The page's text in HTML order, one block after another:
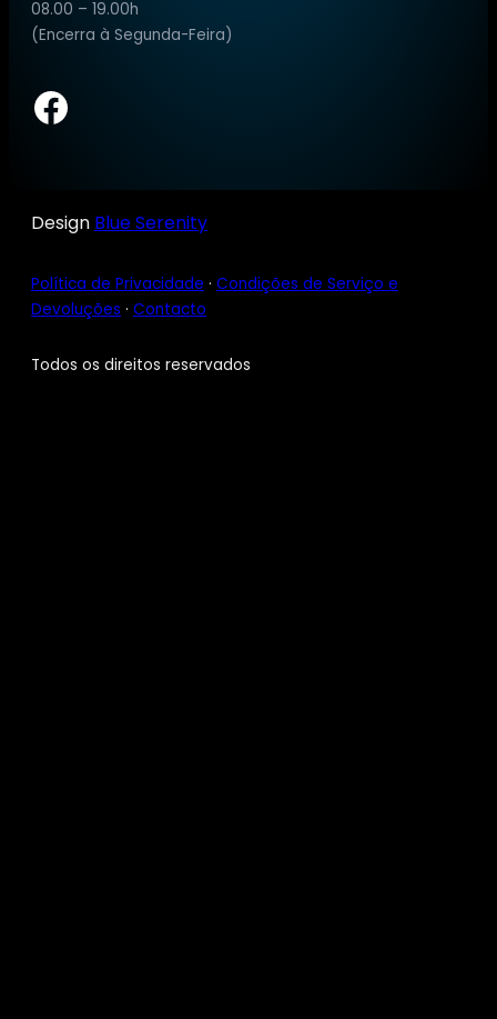
08.00 – 19.00h
(Encerra à Segunda-Feira)
Facebook
Design Blue Serenity
Política de Privacidade · Condições de Serviço e
Devoluções · Contacto
Todos os direitos reservados